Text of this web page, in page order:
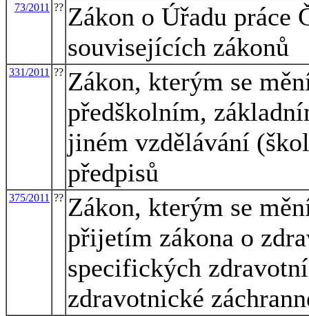
73/2011 ?? Zákon o Úřadu práce
souvisejících zákonů
331/2011 ?? Zákon, kterým se
předškolním,
jiném vzdělávání
předpisů
375/2011 ?? Zákon, kterým se
přijetím zákona o
specifických
zdravotnické